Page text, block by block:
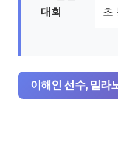
대회
초
이해인 선수, 밀라